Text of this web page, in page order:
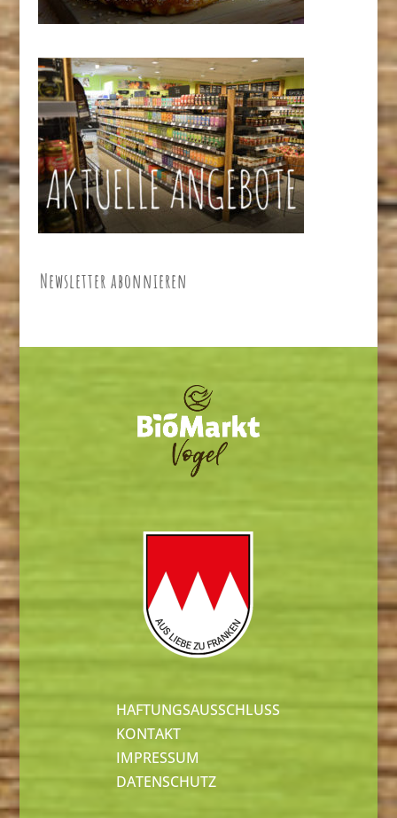
Newsletter abonnieren
HAFTUNGSAUSSCHLUSS
KONTAKT
IMPRESSUM
DATENSCHUTZ